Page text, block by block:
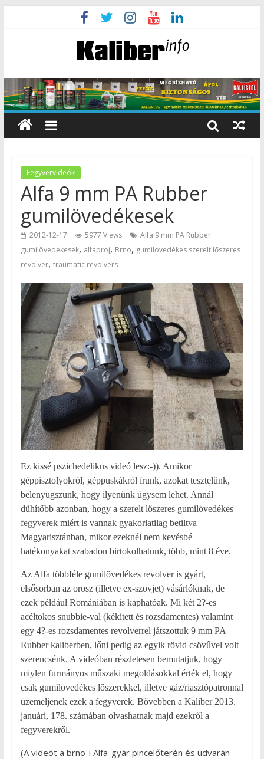
Fegyvervideók
Alfa 9 mm PA Rubber
gumilövedékesek
2012-12-17 5977 Views
Alfa 9 mm PA Rubber
gumilövedékesek, alfaproj, Brno, gumilövedékes szerelt lőszeres
revolver, traumatic revolvers
Ez kissé pszichedelikus videó lesz:-)). Amikor
géppisztolyokról, géppuskákról írunk, azokat tesztelünk,
belenyugszunk, hogy ilyenünk úgysem lehet. Annál
dühítőbb azonban, hogy a szerelt lőszeres gumilövedékes
fegyverek miért is vannak gyakorlatilag betiltva
Magyarisztánban, mikor ezeknél nem kevésbé
hatékonyakat szabadon birtokolhatunk, több, mint 8 éve.
Az Alfa többféle gumilövedékes revolver is gyárt,
elsősorban az orosz (illetve ex-szovjet) vásárlóknak, de
ezek például Romániában is kaphatóak. Mi két 2?-es
acéltokos snubbie-val (kékített és rozsdamentes) valamint
egy 4?-es rozsdamentes revolverrel játszottuk 9 mm PA
Rubber kaliberben, lőni pedig az egyik rövid csövűvel volt
szerencsénk. A videóban részletesen bemutatjuk, hogy
miylen furmányos műszaki megoldásokkal érték el, hogy
csak gumilövedékes lőszerekkel, illetve gáz/riasztópatronnal
üzemeljenek ezek a fegyverek. Bővebben a Kaliber 2013.
januári, 178. számában olvashatnak majd ezekről a
fegyverekről.
(A videót a brno-i Alfa-gyár pincelőterén és udvarán